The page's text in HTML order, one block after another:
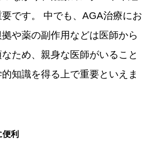
です。 中でも、AGA治療にお
や薬の副作用などは医師から
ため、親身な医師がいること
知識を得る上で重要といえま
利